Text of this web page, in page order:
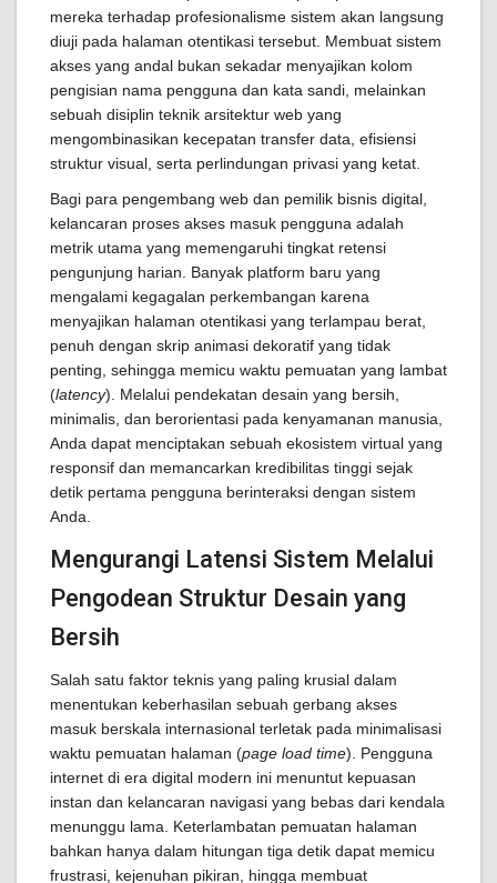
mereka terhadap profesionalisme sistem akan langsung
diuji pada halaman otentikasi tersebut. Membuat sistem
akses yang andal bukan sekadar menyajikan kolom
pengisian nama pengguna dan kata sandi, melainkan
sebuah disiplin teknik arsitektur web yang
mengombinasikan kecepatan transfer data, efisiensi
struktur visual, serta perlindungan privasi yang ketat.
Bagi para pengembang web dan pemilik bisnis digital,
kelancaran proses akses masuk pengguna adalah
metrik utama yang memengaruhi tingkat retensi
pengunjung harian. Banyak platform baru yang
mengalami kegagalan perkembangan karena
menyajikan halaman otentikasi yang terlampau berat,
penuh dengan skrip animasi dekoratif yang tidak
penting, sehingga memicu waktu pemuatan yang lambat
(latency). Melalui pendekatan desain yang bersih,
minimalis, dan berorientasi pada kenyamanan manusia,
Anda dapat menciptakan sebuah ekosistem virtual yang
responsif dan memancarkan kredibilitas tinggi sejak
detik pertama pengguna berinteraksi dengan sistem
Anda.
Mengurangi Latensi Sistem Melalui
Pengodean Struktur Desain yang
Bersih
Salah satu faktor teknis yang paling krusial dalam
menentukan keberhasilan sebuah gerbang akses
masuk berskala internasional terletak pada minimalisasi
waktu pemuatan halaman (page load time). Pengguna
internet di era digital modern ini menuntut kepuasan
instan dan kelancaran navigasi yang bebas dari kendala
menunggu lama. Keterlambatan pemuatan halaman
bahkan hanya dalam hitungan tiga detik dapat memicu
frustrasi, kejenuhan pikiran, hingga membuat